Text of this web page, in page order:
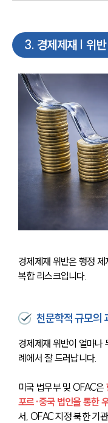
3. 경제제재 | 위
경제제재 위반은 행정
복합 리스크입니다.
천문학적 규모의
경제제재 위반이 얼마나
례에서 잘 드러납니다.
미국 법무부 및 OFAC은
포르·중국 법인을 통한
서, OFAC 지정 북한 기